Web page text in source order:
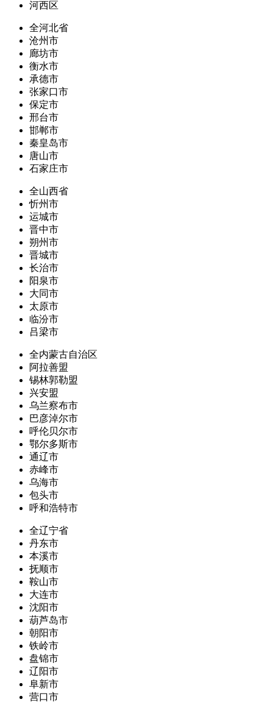
河西区
全河北省
沧州市
廊坊市
衡水市
承德市
张家口市
保定市
邢台市
邯郸市
秦皇岛市
唐山市
石家庄市
全山西省
忻州市
运城市
晋中市
朔州市
晋城市
长治市
阳泉市
大同市
太原市
临汾市
吕梁市
全内蒙古自治区
阿拉善盟
锡林郭勒盟
兴安盟
乌兰察布市
巴彦淖尔市
呼伦贝尔市
鄂尔多斯市
通辽市
赤峰市
乌海市
包头市
呼和浩特市
全辽宁省
丹东市
本溪市
抚顺市
鞍山市
大连市
沈阳市
葫芦岛市
朝阳市
铁岭市
盘锦市
辽阳市
阜新市
营口市